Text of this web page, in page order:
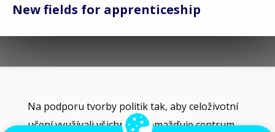
Policy approaches to tackle VET
Filter-
driven
Na podporu tvorby politik tak, aby celoživotní
učení využívali všichni, shromažďuje centrum